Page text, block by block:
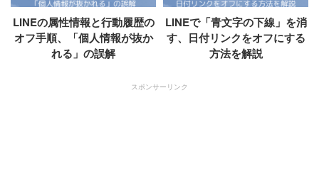
LINEの属性情報と行動履歴の
オフ手順、「個人情報が抜か
れる」の誤解
LINEで「青文字の下線」を消
す、日付リンクをオフにする
方法を解説
スポンサーリンク